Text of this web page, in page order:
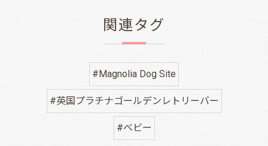
関連タグ
#Magnolia Dog Site
#英国プラチナゴールデンレトリーバー
#ベビー